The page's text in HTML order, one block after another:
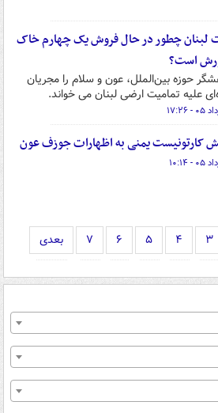
لبنان چطور در حال فروش‌ یک چهارم خاک
است؟
حوزه بین‌الملل، عون و سلام را مجریان
علیه تمامیت ارضی لبنان می خواند.
کارتونیست یمنی به اظهارات جوزف عون
۳ ۴ ۵ ۶ ۷ بعدی